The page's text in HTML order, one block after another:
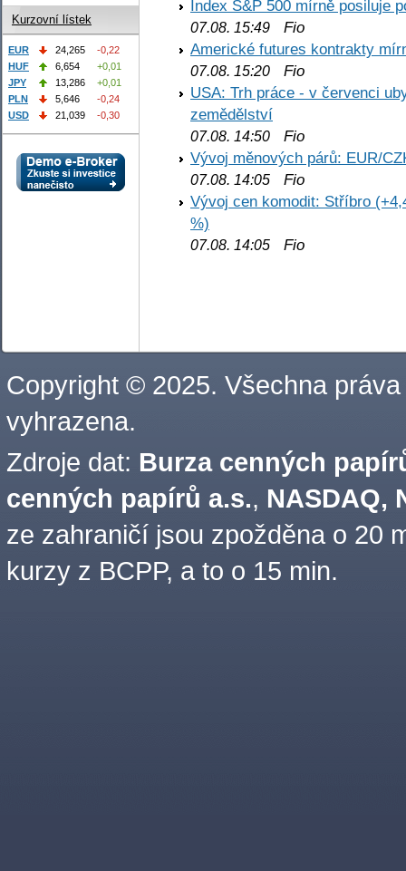
Index S&P 500 mírně posiluje
07.08. 15:49 Fio
Americké futures kontrakty
07.08. 15:20 Fio
USA: Trh práce - v červenci
zemědělství
07.08. 14:50 Fio
Vývoj měnových párů: EUR/
07.08. 14:05 Fio
Vývoj cen komodit: Stříbro
%)
07.08. 14:05 Fio
Kurzovní lístek
EUR 24,265
-0,22
HUF
6,654
+0,01
JPY
13,286
+0,01
PLN
5,646
-0,24
USD
21,039 -0,30
Copyright © 2025. Všechna práva
vyhrazena.
Zdroje dat: Burza cenných
cenných papírů a.s., NASDAQ,
ze zahraničí jsou zpožděna o 20
kurzy z BCPP, a to o 15 min.